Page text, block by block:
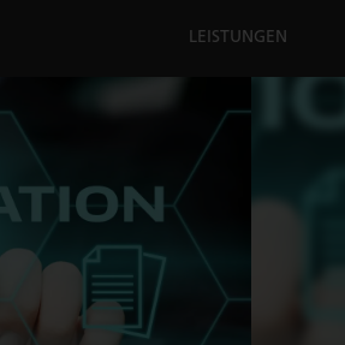
LEISTUNGEN